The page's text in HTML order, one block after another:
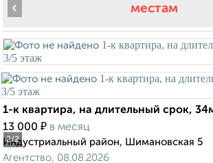
местам
2/2
‹
1-к квартира, на длительный срок,
13 000 ₽ в месяц
Индустриальный район, Шимановская 5
Агентство, 08.08.2026